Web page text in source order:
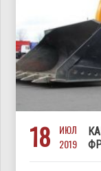
18
ИЮЛ
2019